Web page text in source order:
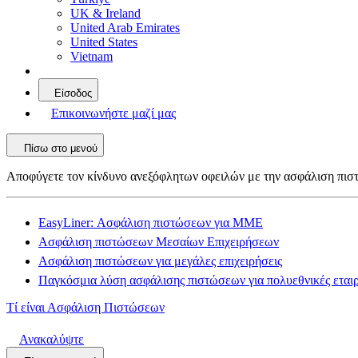
UK & Ireland
United Arab Emirates
United States
Vietnam
Είσοδος
Επικοινωνήστε μαζί μας
Πίσω στο μενού
Αποφύγετε τον κίνδυνο ανεξόφλητων οφειλών με την ασφάλιση
EasyLiner: Ασφάλιση πιστώσεων για ΜΜΕ
Ασφάλιση πιστώσεων Μεσαίων Επιχειρήσεων
Ασφάλιση πιστώσεων για μεγάλες επιχειρήσεις
Παγκόσμια λύση ασφάλισης πιστώσεων για πολυεθνικές
Τί είναι Ασφάλιση Πιστώσεων
Ανακαλύψτε